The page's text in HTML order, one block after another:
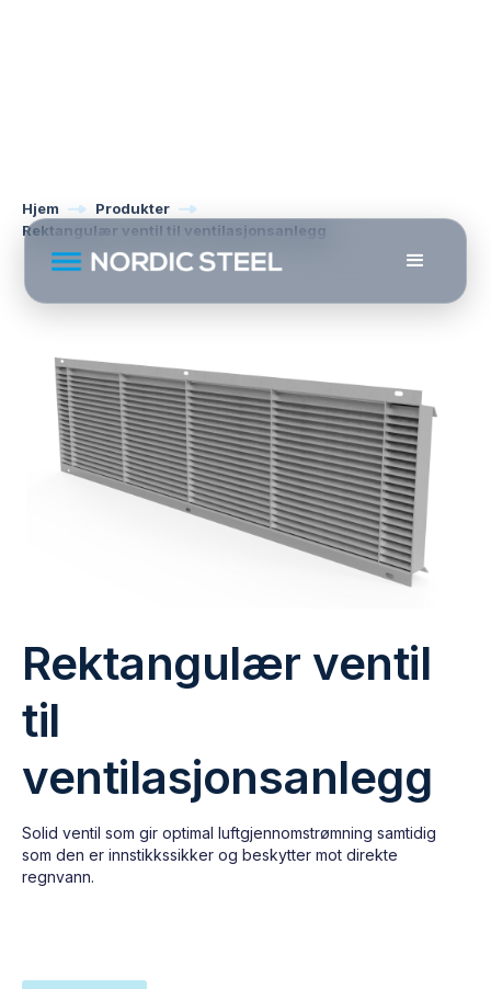
Hjem
Produkter
Rektangulær ventil til ventilasjonsanlegg
Rektangulær ventil
til
ventilasjonsanlegg
Solid ventil som gir optimal luftgjennomstrømning samtidig
som den er innstikkssikker og beskytter mot direkte
regnvann.